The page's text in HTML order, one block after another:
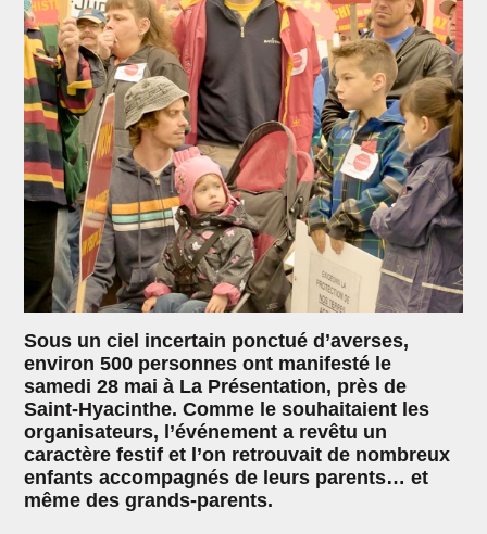
Sous un ciel incertain ponctué d’averses,
environ 500 personnes ont manifesté le
samedi 28 mai à La Présentation, près de
Saint-Hyacinthe. Comme le souhaitaient les
organisateurs, l’événement a revêtu un
caractère festif et l’on retrouvait de nombreux
enfants accompagnés de leurs parents… et
même des grands-parents.